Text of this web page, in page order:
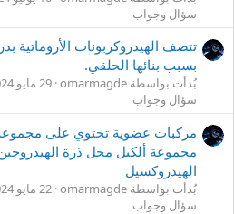
سؤال وجواب
تتصف الهيدروكربونات الأروماتية
بسبب بنائها الحلقي.
بُدأت بواسطة omarmagde 29 مايو 2024
سؤال وجواب
مركبات عضوية تحتوي على
مجموعة ألكيل محل ذرة
الهيدروكسيل
بُدأت بواسطة omarmagde 22 مايو 2024
سؤال وجواب